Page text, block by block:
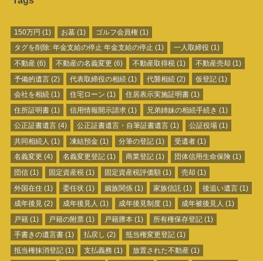
150万円 (1) お墓 (1) ゴルフ会員権 (1)
タグを削除: 年金支給の停止 年金支給の停止 (1) 一人取締役 (1)
不動産(6) 不動産の名義変更 (6) 不動産取得税 (1) 不動産売却 (1)
予備的遺言(2) 代表取締役の相続 (1) 代襲相続 (2) 仮登記 (1)
会社を相続(1) 住宅ローン (1) 住居表示実施証明書 (1)
住所証明書(1) 信用情報開示請求 (1) 兄弟姉妹の相続手続き (1)
公正証書遺言(4) 公正証書遺言・自筆証書遺言 (1) 公証役場 (1)
共同相続人 (1) 凍結預金 (1) 分筆の登記 (1) 受遺者 (1)
名義変更 (4) 名義変更登記 (1) 商業登記 (1) 団体信用生命保険 (1)
団信(1) 固定資産税 (1) 固定資産税評価額 (1) 売却 (1)
外国在住(1) 委任状 (1) 姻族関係 (1) 家族信託 (1) 後追い遺言(1)
成年後見(2) 成年後見人 (1) 成年後見制度 (1) 成年被後見人 (1)
戸籍(1) 戸籍の附票 (1) 戸籍謄本 (1) 所有権保存登記 (1)
手書きの遺言書(1) 払戻し (2) 抵当権変更登記 (1)
抵当権抹消登記(1) 支払義務 (1) 放置された不動産 (1)